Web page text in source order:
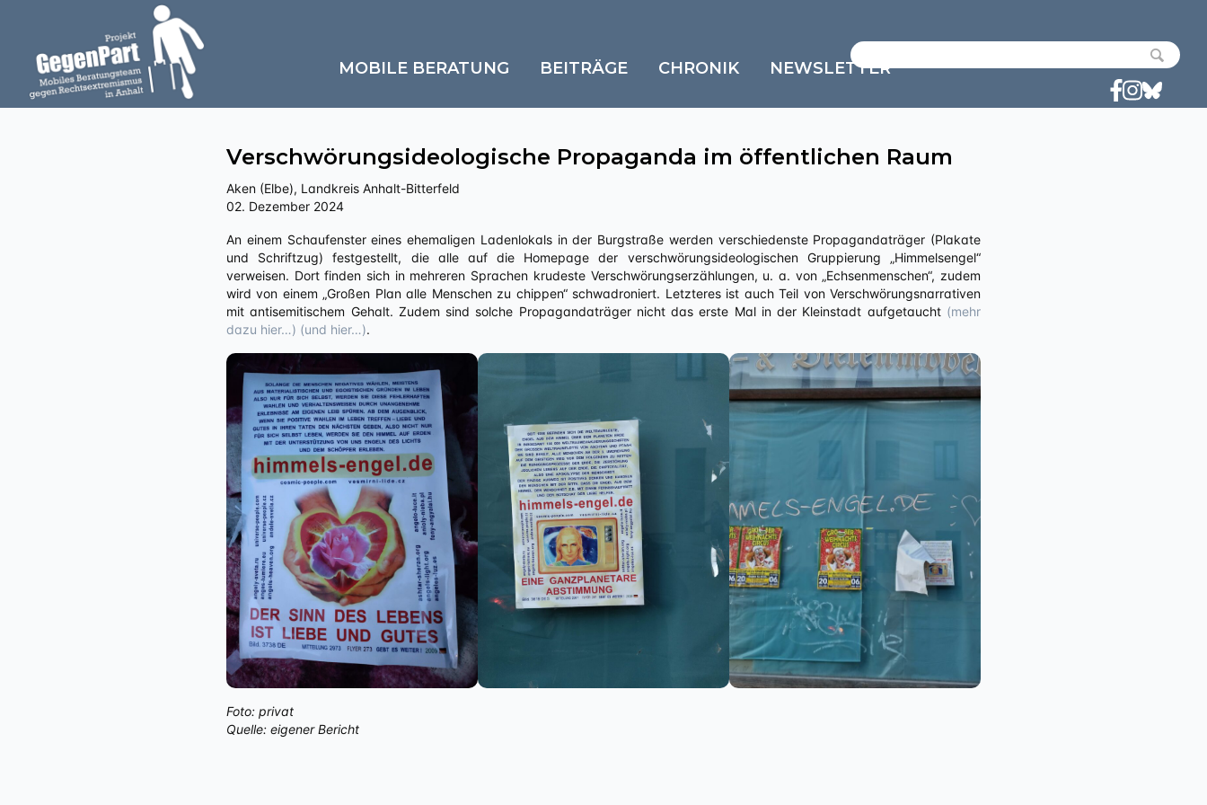
MOBILE BERATUNG BEITRÄGE CHRONIK NEWSLETTER
Verschwörungsideologische Propaganda im öffentlichen Raum
Aken (Elbe), Landkreis Anhalt-Bitterfeld
02. Dezember 2024
An einem Schaufenster eines ehemaligen Ladenlokals in der Burgstraße werden verschiedenste Propagandaträger (Plakate
und Schriftzug) festgestellt, die alle auf die Homepage der verschwörungsideologischen Gruppierung „Himmelsengel“
verweisen. Dort finden sich in mehreren Sprachen krudeste Verschwörungserzählungen, u. a. von „Echsenmenschen“, zudem
wird von einem „Großen Plan alle Menschen zu chippen“ schwadroniert. Letzteres ist auch Teil von Verschwörungsnarrativen
mit antisemitischem Gehalt. Zudem sind solche Propagandaträger nicht das erste Mal in der Kleinstadt aufgetaucht (mehr
dazu hier…) (und hier…).
Foto: privat
Quelle: eigener Bericht